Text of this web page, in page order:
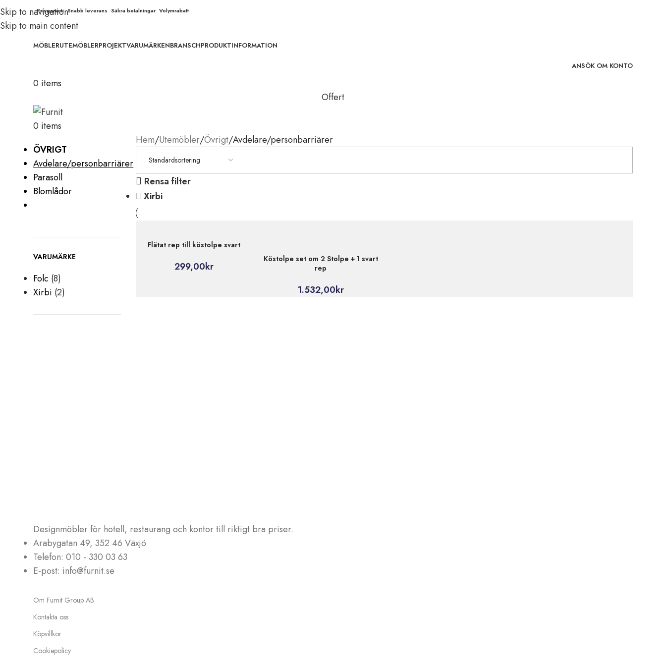
Skip to navigation
Skip to main content
Prisgaranti Snabb leverans Säkra betalningar Volymrabatt
MÖBLERUTEMÖBLERPROJEKTVARUMÄRKENBRANSCHPRODUKTINFORMATION
ANSÖK OM KONTO
0 items
Offert
0 items
ÖVRIGT
Avdelare/personbarriärer
Parasoll
Blomlådor
VARUMÄRKE
Folc (8)
Xirbi (2)
Hem Utemöbler Övrigt Avdelare/personbarriärer
Rensa filter
Xirbi
Flätat rep till köstolpe svart
299,00kr
Köstolpe set om 2 Stolpe + 1 svart
rep
1.532,00kr
Designmöbler för hotell, restaurang och kontor till riktigt bra priser.
Arabygatan 49, 352 46 Växjö
Telefon: 010 - 330 03 63
E-post: info@furnit.se
Om Furnit Group AB
Kontakta oss
Köpvillkor
Cookiepolicy